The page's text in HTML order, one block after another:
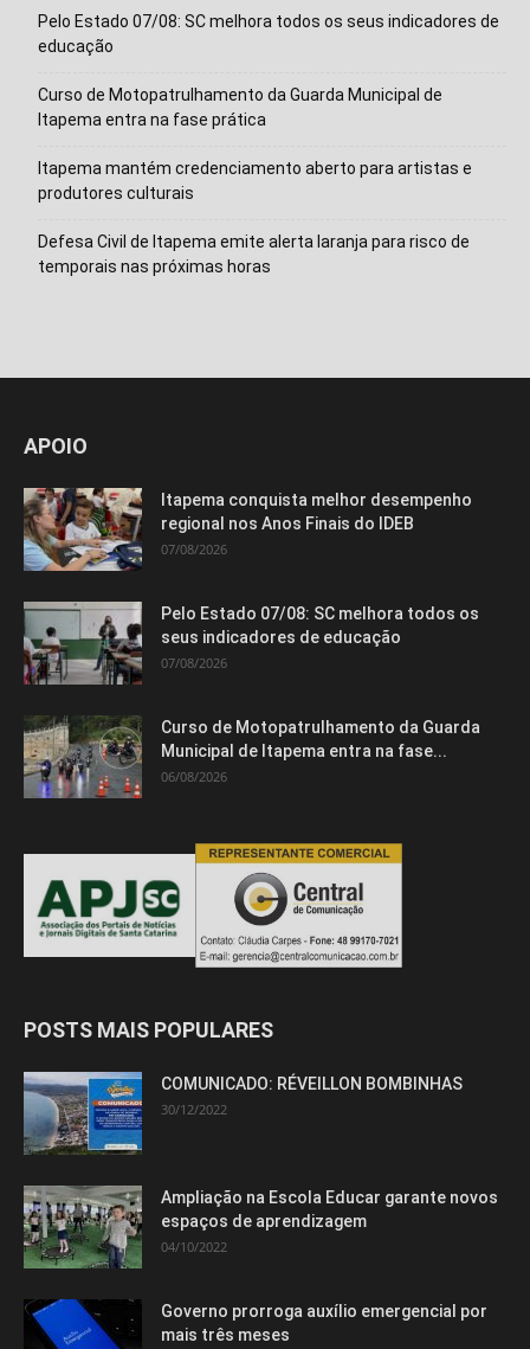
Pelo Estado 07/08: SC melhora todos os seus indicadores de
educação
Curso de Motopatrulhamento da Guarda Municipal de
Itapema entra na fase prática
Itapema mantém credenciamento aberto para artistas e
produtores culturais
Defesa Civil de Itapema emite alerta laranja para risco de
temporais nas próximas horas
APOIO
Itapema conquista melhor desempenho
regional nos Anos Finais do IDEB
07/08/2026
Pelo Estado 07/08: SC melhora todos os
seus indicadores de educação
07/08/2026
Curso de Motopatrulhamento da Guarda
Municipal de Itapema entra na fase...
06/08/2026
POSTS MAIS POPULARES
COMUNICADO: RÉVEILLON BOMBINHAS
30/12/2022
Ampliação na Escola Educar garante novos
espaços de aprendizagem
04/10/2022
Governo prorroga auxílio emergencial por
mais três meses